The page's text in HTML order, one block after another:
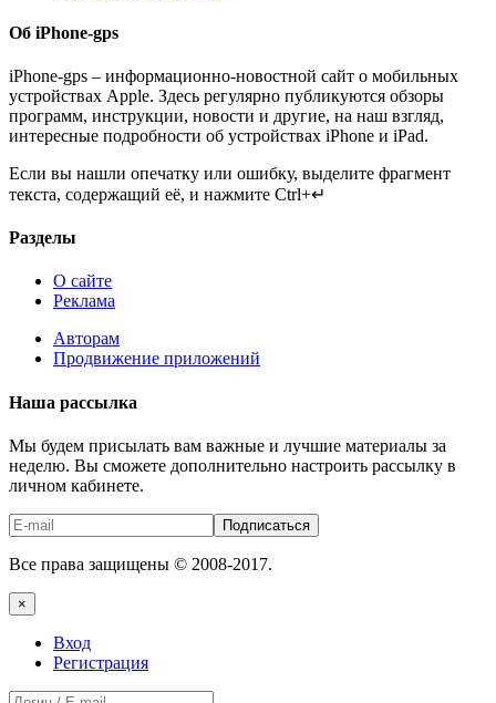
Об iPhone-gps
iPhone-gps – информационно-новостной сайт о мобильных
устройствах Apple. Здесь регулярно публикуются обзоры
программ, инструкции, новости и другие, на наш взгляд,
интересные подробности об устройствах iPhone и iPad.
Если вы нашли опечатку или ошибку, выделите фрагмент
текста, содержащий её, и нажмите Ctrl+↵
Разделы
О сайте
Реклама
Авторам
Продвижение приложений
Наша рассылка
Мы будем присылать вам важные и лучшие материалы за
неделю. Вы сможете дополнительно настроить рассылку в
личном кабинете.
Подписаться
Все права защищены © 2008-2017.
×
Вход
Регистрация